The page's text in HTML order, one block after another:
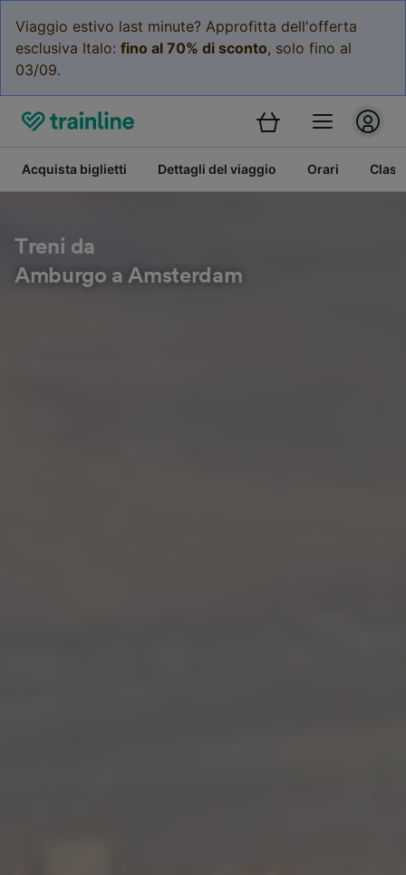
Viaggio estivo last minute? Approfitta dell'offerta
esclusiva Italo: fino al 70% di sconto, solo fino al
03/09.
Acquista biglietti Dettagli del viaggio Orari
Treni da
Amburgo a Amsterdam